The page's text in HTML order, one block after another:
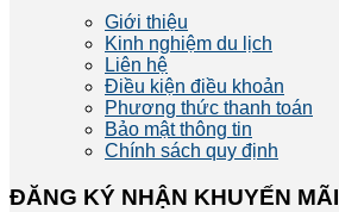
Giới thiệu
Kinh nghiệm du lịch
Liên hệ
Điều kiện điều khoản
Phương thức thanh toán
Bảo mật thông tin
Chính sách quy định
ĐĂNG KÝ NHẬN KHUYẾN MÃI